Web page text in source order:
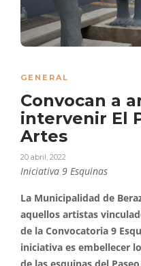
GENERAL
Convocan a
intervenir El
Artes
20 abril, 2022
Iniciativa 9 Esquinas
La Municipalidad de
aquellos artistas
de la Convocatoria 9
iniciativa es embellecer